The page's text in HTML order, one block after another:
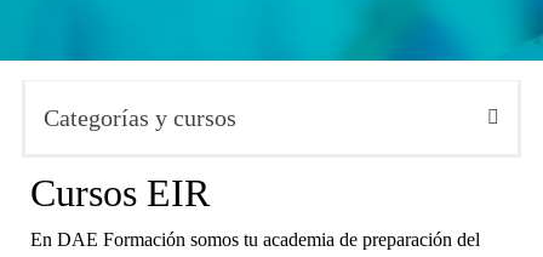
Categorías y cursos
Cursos EIR
En DAE Formación somos tu academia de preparación del